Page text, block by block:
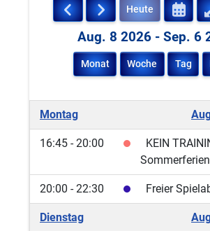
Heute
Aug. 8 2026 - Sep. 6
Monat Woche Tag
Montag
16:45 - 20:00
KEIN
20:00 - 22:30 Freier
Dienstag